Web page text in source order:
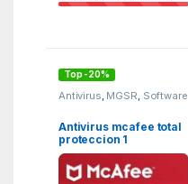
Top -20%
Antivirus, MGSR, Software
Antivirus mcafee total
proteccion 1
dispositivo 1 año esd
(descarga directa)